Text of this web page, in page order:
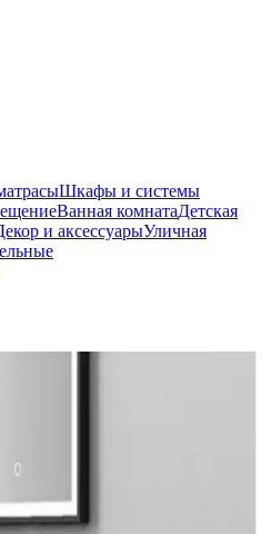
Шкафы и системы
Ванная комнатаДетская
и аксессуарыУличная